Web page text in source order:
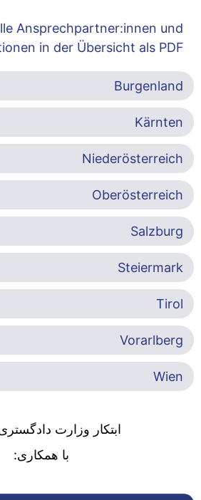
Ansprechpartner:innen und
in der Übersicht als PDF:
Burgenland
Kärnten
Niederösterreich
Oberösterreich
Salzburg
Steiermark
Tirol
Vorarlberg
Wien
ابتکار وزارت
با همکاری: